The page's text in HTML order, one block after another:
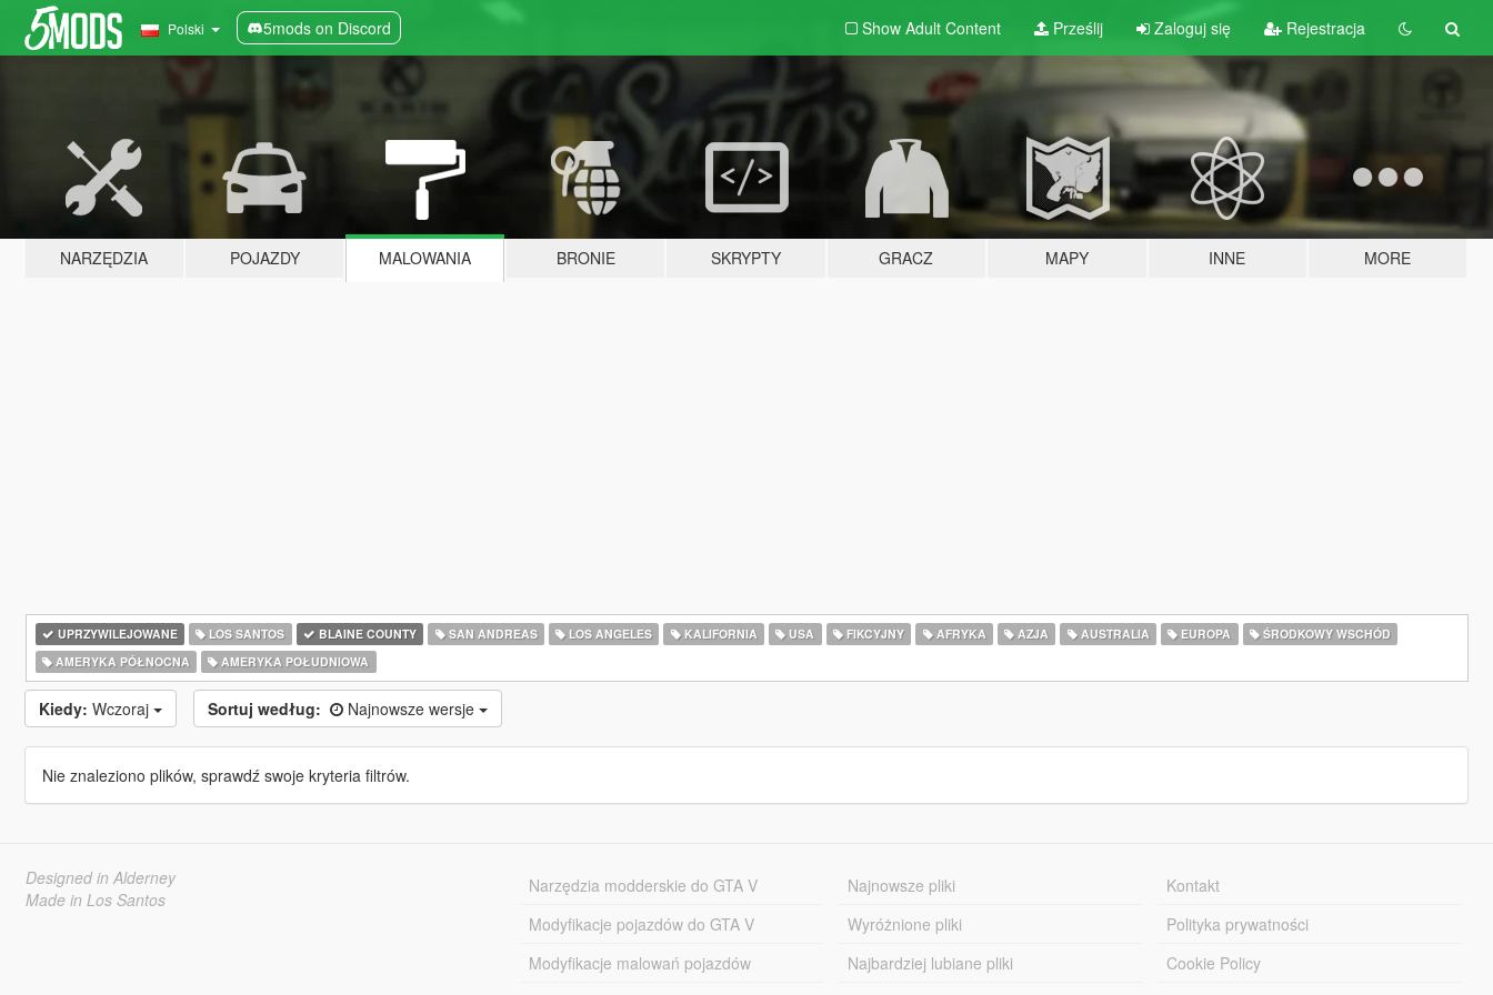
Polski 5mods on Discord Show Adult Content Prześlij Zaloguj się Rejestracja
NARZĘDZIA POJAZDY MALOWANIA BRONIE SKRYPTY GRACZ MAPY INNE MORE
UPRZYWILEJOWANE LOS SANTOS BLAINE COUNTY SAN ANDREAS LOS ANGELES KALIFORNIA USA FIKCYJNY AFRYKA AZJA AUSTRALIA EUROPA
ŚRODKOWY WSCHÓD
AMERYKA PÓŁNOCNA
AMERYKA POŁUDNIOWA
Kiedy: Wczoraj Sortuj według: Najnowsze wersje
Nie znaleziono plików, sprawdź swoje kryteria filtrów.
Designed in Alderney
Made in Los Santos
Narzędzia modderskie do GTA V
Modyfikacje pojazdów do GTA V
Modyfikacje malowań pojazdów
Najnowsze pliki
Wyróżnione pliki
Najbardziej lubiane pliki
Kontakt
Polityka prywatności
Cookie Policy